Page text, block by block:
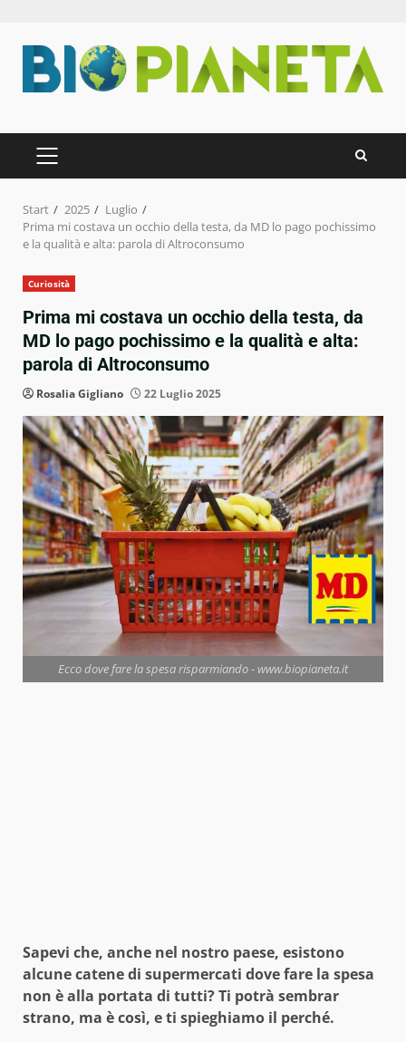
Inhalt
springen
PRIMÄRES
MENÜ
Start 2025
Luglio
Prima mi costava un occhio della testa, da MD lo pago pochissimo
e la qualità e alta: parola di Altroconsumo
Curiosità
Prima mi costava un occhio della testa, da
MD lo pago pochissimo e la qualità e alta:
parola di Altroconsumo
Rosalia Gigliano 22 Luglio 2025
Ecco dove fare la spesa risparmiando - www.biopianeta.it
Sapevi che, anche nel nostro paese, esistono
alcune catene di supermercati dove fare la spesa
non è alla portata di tutti? Ti potrà sembrar
strano, ma è così, e ti spieghiamo il perché.